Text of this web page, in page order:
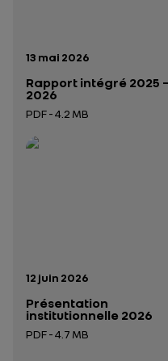
Date de publication:
13 mai 2026
Rapport intégré 2025 –
2026
PDF - 4.2 MB
Ouverture dans un
Date de publication:
12 juin 2026
Présentation
institutionnelle 2026
PDF - 4.7 MB